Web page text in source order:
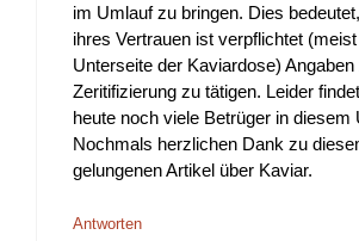
im Umlauf zu bringen. Dies
ihres Vertrauen ist verpflichtet
Unterseite der Kaviardose)
Zeritifizierung zu tätigen. Leider
heute noch viele Betrüger in diesem
Nochmals herzlichen Dank zu
gelungenen Artikel über Kaviar.
Antworten